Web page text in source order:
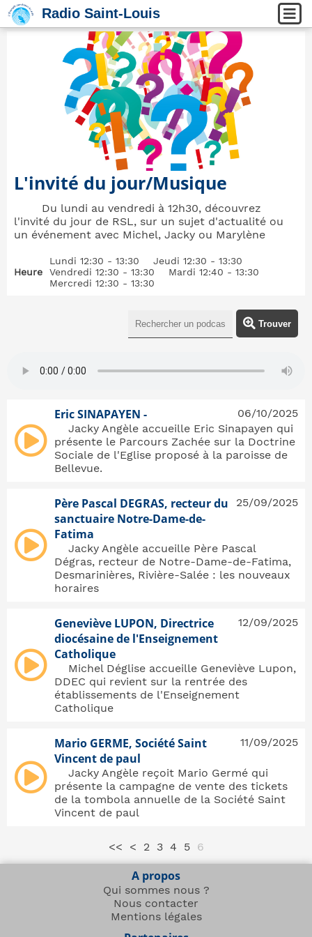
Radio Saint-Louis
L'invité du jour/Musique
Du lundi au vendredi à 12h30, découvrez
l'invité du jour de RSL, sur un sujet d'actualité ou
un événement avec Michel, Jacky ou Marylène
Heure
Lundi 12:30 - 13:30
Jeudi 12:30 - 13:30
Vendredi 12:30 - 13:30
Mardi 12:40 - 13:30
Mercredi 12:30 - 13:30
Trouver
Eric SINAPAYEN -
Jacky Angèle accueille Eric Sinapayen qui
présente le Parcours Zachée sur la Doctrine
Sociale de l'Eglise proposé à la paroisse de
Bellevue.
06/10/2025
Père Pascal DEGRAS, recteur du
sanctuaire Notre-Dame-de-
Fatima
Jacky Angèle accueille Père Pascal
Dégras, recteur de Notre-Dame-de-Fatima,
Desmarinières, Rivière-Salée : les nouveaux
horaires
25/09/2025
Geneviève LUPON, Directrice
diocésaine de l'Enseignement
Catholique
Michel Déglise accueille Geneviève Lupon,
DDEC qui revient sur la rentrée des
établissements de l'Enseignement
Catholique
12/09/2025
Mario GERME, Société Saint
Vincent de paul
Jacky Angèle reçoit Mario Germé qui
présente la campagne de vente des tickets
de la tombola annuelle de la Société Saint
Vincent de paul
11/09/2025
<< < 2 3 4 5 6
A propos
Qui sommes nous ?
Nous contacter
Mentions légales